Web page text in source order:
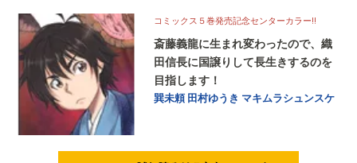
コミックス５巻発売記念センターカラー!!
斎藤義龍に生まれ変わったので、織
田信長に国譲りして長生きするのを
目指します！
巽未頼 田村ゆうき マキムラシュンスケ